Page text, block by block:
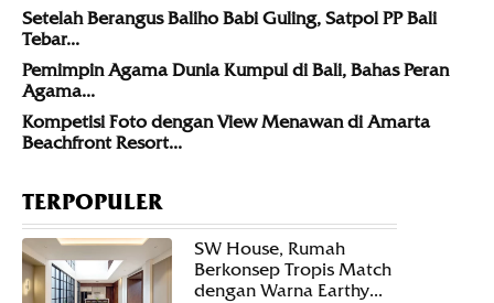
Setelah Berangus Baliho Babi Guling, Satpol PP Bali
Tebar...
Pemimpin Agama Dunia Kumpul di Bali, Bahas Peran
Agama...
Kompetisi Foto dengan View Menawan di Amarta
Beachfront Resort...
TERPOPULER
SW House, Rumah
Berkonsep Tropis Match
dengan Warna Earthy...